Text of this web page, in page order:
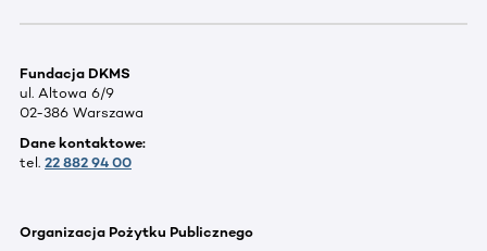
Fundacja DKMS
ul. Altowa 6/9
02-386 Warszawa
Dane kontaktowe:
tel. 22 882 94 00
Organizacja Pożytku Publicznego